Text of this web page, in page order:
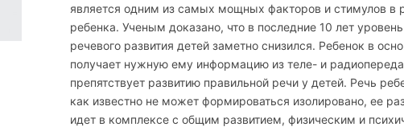
является одним из самых мощных факторов и стимулов в
ребенка. Ученым доказано, что в последние 10 лет уровень
речевого развития детей заметно снизился. Ребенок в
получает нужную ему информацию из теле- и
препятствует развитию правильной речи у детей. Речь
как известно не может формироваться изолировано, ее
идет в комплексе с общим развитием, физическим и